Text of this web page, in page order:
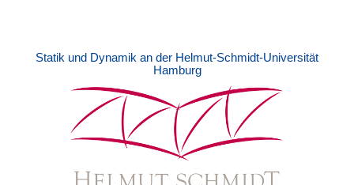
Statik und Dynamik an der Helmut-Schmidt-Universität
Hamburg